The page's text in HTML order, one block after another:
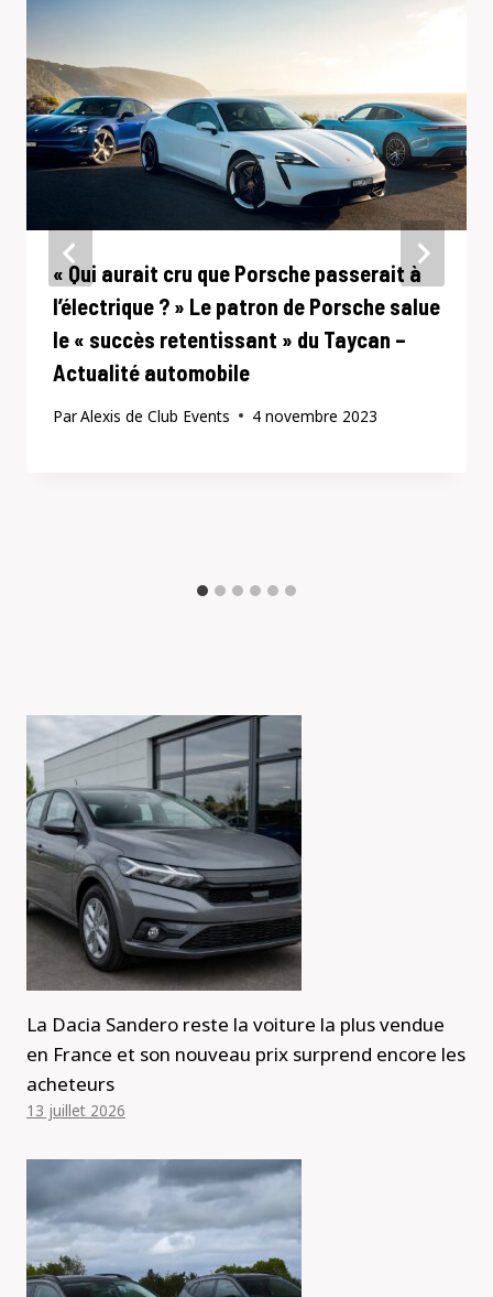
« Qui aurait cru que Porsche passerait à
l’électrique ? » Le patron de Porsche salue
le « succès retentissant » du Taycan –
Actualité automobile
ParAlexis de Club Events 4 novembre 2023
La Dacia Sandero reste la voiture la plus vendue
en France et son nouveau prix surprend encore les
acheteurs
13 juillet 2026